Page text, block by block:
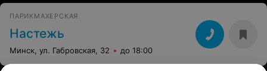
ПАРИКМАХЕРСКАЯ
Настежь
Минск, ул. Габровская, 32 до 18:00